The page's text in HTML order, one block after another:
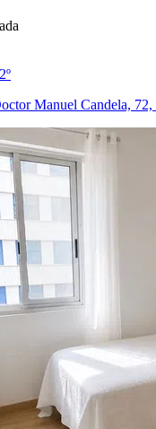
2º
Manuel Candela, 72,